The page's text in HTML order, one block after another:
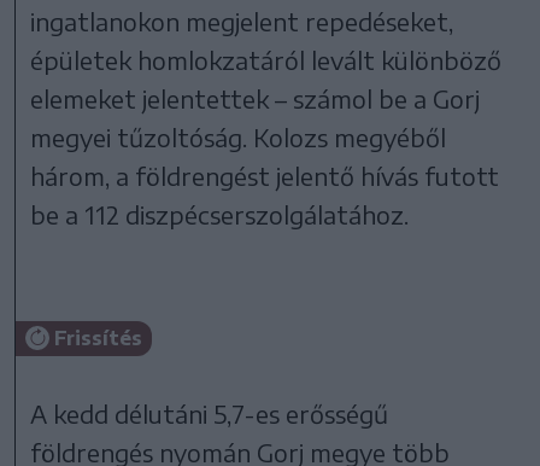
ingatlanokon megjelent repedéseket,
épületek homlokzatáról levált különböző
elemeket jelentettek – számol be a Gorj
megyei tűzoltóság. Kolozs megyéből
három, a földrengést jelentő hívás futott
be a 112 diszpécserszolgálatához.
Frissítés
A kedd délutáni 5,7-es erősségű
földrengés nyomán Gorj megye több